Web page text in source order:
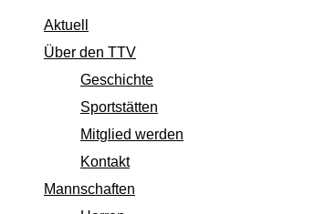
Aktuell
Über den TTV
Geschichte
Sportstätten
Mitglied werden
Kontakt
Mannschaften